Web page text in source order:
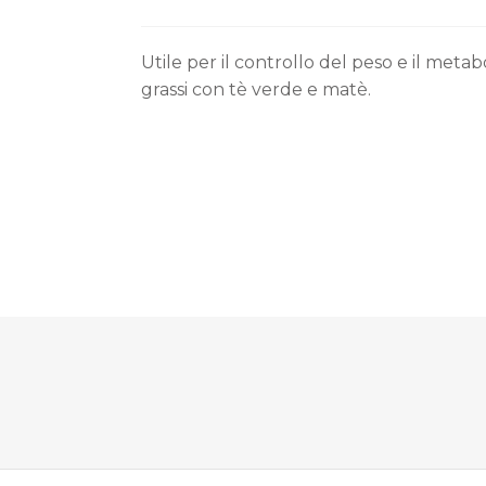
Utile per il controllo del peso e il
grassi con tè verde e matè.